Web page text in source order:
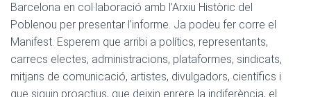
Barcelona en col·laboració amb l’Arxiu Històric del
Poblenou per presentar l’informe. Ja podeu fer corre el
Manifest. Esperem que arribi a polítics, representants,
carrecs electes, administracions, plataformes, sindicats,
mitjans de comunicació, artistes, divulgadors, científics i
que siguin proactius, que deixin enrere la indiferència, el